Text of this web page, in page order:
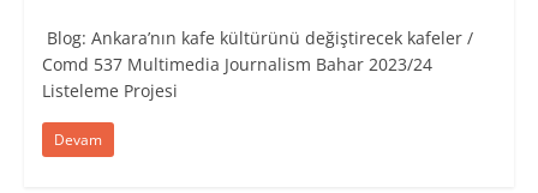
Blog: Ankara’nın kafe kültürünü değiştirecek kafeler /
Comd 537 Multimedia Journalism Bahar 2023/24
Listeleme Projesi
Devam